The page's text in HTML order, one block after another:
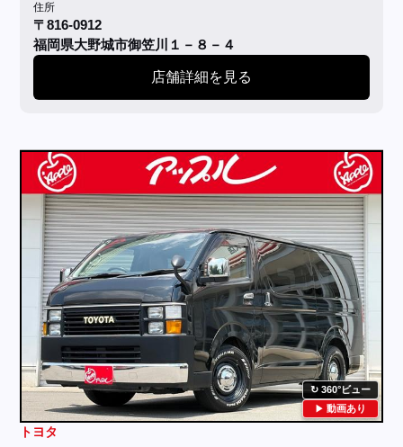
住所
〒816-0912
福岡県大野城市御笠川１－８－４
店舗詳細を見る
360°ビュー
動画あり
トヨタ